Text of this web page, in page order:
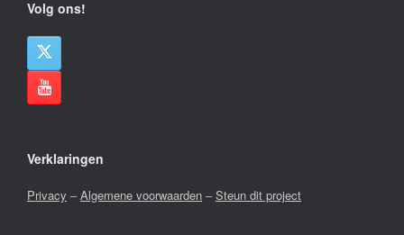
Volg ons!
Verklaringen
Privacy –Algemene voorwaarden –Steun dit project